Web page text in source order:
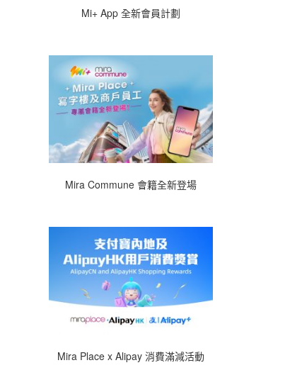
Mi+ App 全新會員計劃
Mira Commune 會籍全新登場
Mira Place x Alipay 消費滿減活動